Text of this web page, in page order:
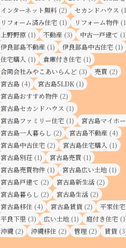
インターネット無料 (2) セカンドハウス
リフォーム済み住宅 (1) リフォーム物件
上野野原 (1) 不動産 (3) 中古一戸建て
伊良部島不動産 (1) 伊良部島中古住宅 (1)
住宅購入 (1) 倉庫付き住宅 (1)
合同会社みやこあいらんど (3) 売買 (2)
宮古島 (4) 宮古島5LDK (1)
宮古島おすすめ物件 (2)
宮古島セカンドハウス (1)
宮古島ファミリー住宅 (1) 宮古島マイホ
宮古島一人暮らし (2) 宮古島不動産 (4)
宮古島中古住宅 (2) 宮古島住宅購入 (1)
宮古島別荘 (1) 宮古島売買 (1)
宮古島売買物件 (1) 宮古島広い土地 (1)
宮古島戸建て (2) 宮古島新生活 (2)
宮古島暮らし (2) 宮古島生活 (2)
宮古島移住 (4) 宮古島賃貸 (2) 平家住宅
平良下里 (3) 広い土地 (1) 庭付き住宅
沖縄 (2) 沖縄移住 (2) 管理 (2) 賃貸